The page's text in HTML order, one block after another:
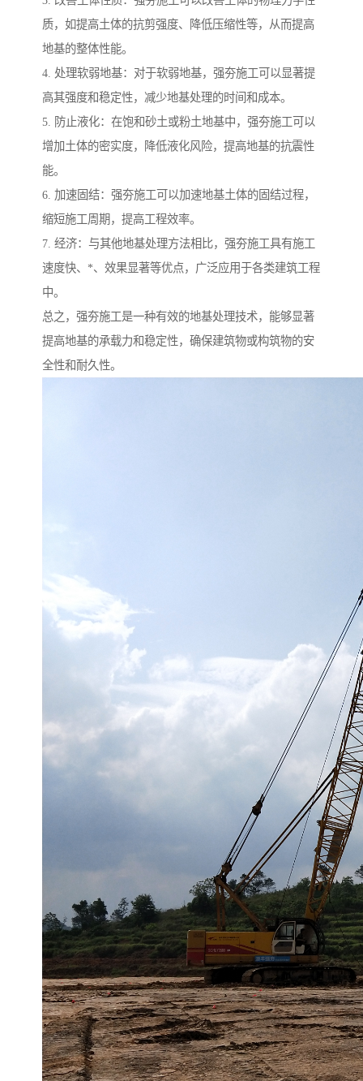
质，如提高土体的抗剪强度、降低压缩性等，从而提高
地基的整体性能。
4. 处理软弱地基：对于软弱地基，强夯施工可以显著提
高其强度和稳定性，减少地基处理的时间和成本。
5. 防止液化：在饱和砂土或粉土地基中，强夯施工可以
增加土体的密实度，降低液化风险，提高地基的抗震性
能。
6. 加速固结：强夯施工可以加速地基土体的固结过程，
缩短施工周期，提高工程效率。
7. 经济：与其他地基处理方法相比，强夯施工具有施工
速度快、*、效果显著等优点，广泛应用于各类建筑工程
中。
总之，强夯施工是一种有效的地基处理技术，能够显著
提高地基的承载力和稳定性，确保建筑物或构筑物的安
全性和耐久性。